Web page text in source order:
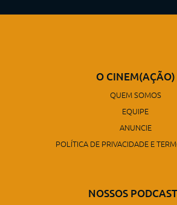
O CINEM(AÇÃO)
QUEM SOMOS
EQUIPE
ANUNCIE
POLÍTICA DE PRIVACIDADE E
NOSSOS